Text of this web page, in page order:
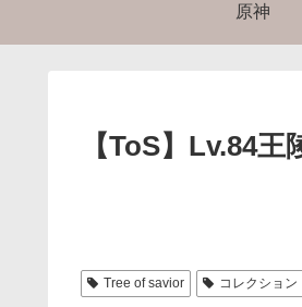
原神
【ToS】Lv.84
Tree of savior コレクション